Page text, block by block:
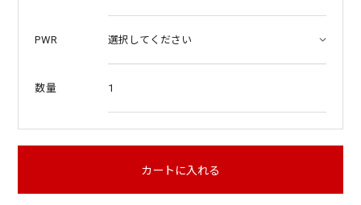
PWR
数量 1
カートに入れる